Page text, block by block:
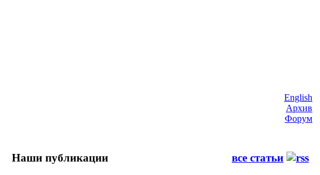
English
Архив
Форум
Наши публикации все статьи